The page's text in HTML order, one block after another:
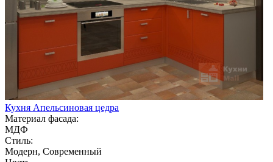
Кухня Апельсиновая цедра
Материал фасада:
МДФ
Стиль:
Модерн, Современный